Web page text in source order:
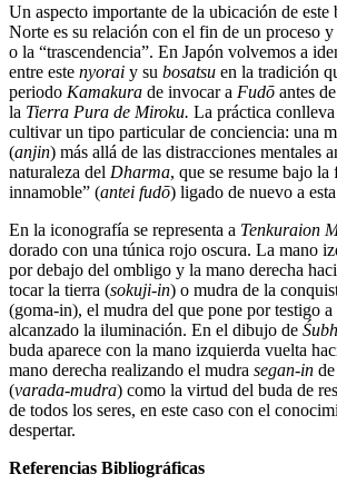
Un aspecto importante de la ubicación de este
Norte es su relación con el fin de un proceso y
o la “trascendencia”. En Japón volvemos a
entre este nyorai y su bosatsu en la tradición
periodo Kamakura de invocar a Fudō antes
la Tierra Pura de Miroku. La práctica
cultivar un tipo particular de conciencia: una
(anjin) más allá de las distracciones mentales
naturaleza del Dharma, que se resume bajo la
innamoble” (antei fudō) ligado de nuevo a
En la iconografía se representa a Tenkuraion
dorado con una túnica rojo oscura. La mano
por debajo del ombligo y la mano derecha
tocar la tierra (sokuji-in) o mudra de la
(goma-in), el mudra del que pone por testigo
alcanzado la iluminación. En el dibujo de
buda aparece con la mano izquierda vuelta
mano derecha realizando el mudra segan-in
(varada-mudra) como la virtud del buda de
de todos los seres, en este caso con el
despertar.
Referencias Bibliográficas